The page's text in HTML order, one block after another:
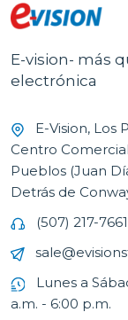
E-vision- más
electrónica
E-Vision, Los
Centro
Pueblos (Juan
Detrás de
(507) 217-7661
Lunes a
a.m. - 6:00 p.m.